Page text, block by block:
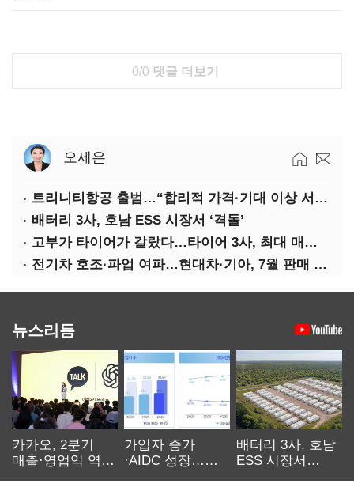
0/0 댓글 더보기
오세은
트리니티항공 출범…“합리적 가격·기대 이상 서비스로 승부”
배터리 3사, 호남 ESS 시장서 ‘격돌’
고부가 타이어가 갈랐다…타이어 3사, 최대 매출에도 영업익 희비
전기차 호조·파업 여파…현대차·기아, 7월 판매 희비
뉴스리듬
카카오, 2분기
매출·영업익 역대
가입자 증가
·AIDC 성장…
배터리 3사, 호남
ESS 시장서